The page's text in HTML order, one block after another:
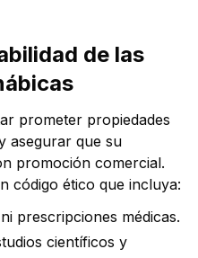
de las
prometer propiedades
asegurar que su
promoción comercial.
código ético que incluya:
prescripciones médicas.
científicos y